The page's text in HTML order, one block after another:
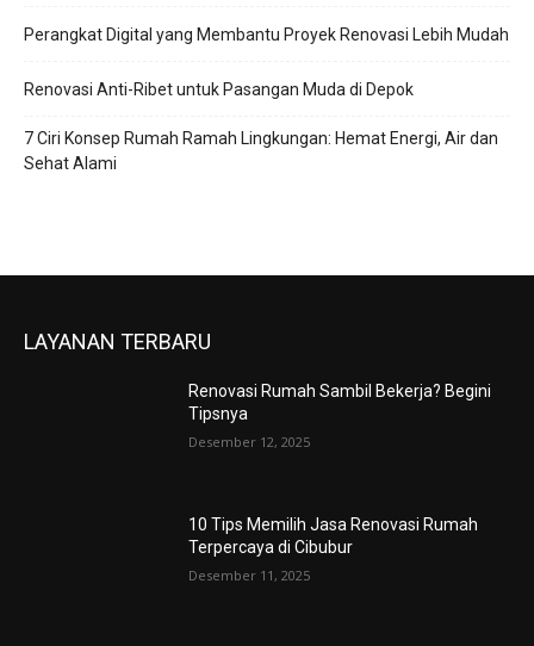
Perangkat Digital yang Membantu Proyek Renovasi Lebih Mudah
Renovasi Anti-Ribet untuk Pasangan Muda di Depok
7 Ciri Konsep Rumah Ramah Lingkungan: Hemat Energi, Air dan
Sehat Alami
LAYANAN TERBARU
Renovasi Rumah Sambil Bekerja? Begini
Tipsnya
Desember 12, 2025
10 Tips Memilih Jasa Renovasi Rumah
Terpercaya di Cibubur
Desember 11, 2025